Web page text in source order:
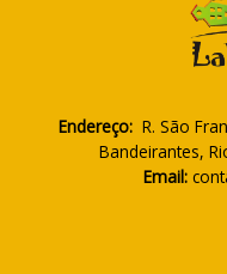
Endereço: R. São
Bandeirantes,
Email: